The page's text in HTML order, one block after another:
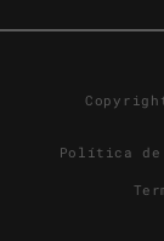
Política de